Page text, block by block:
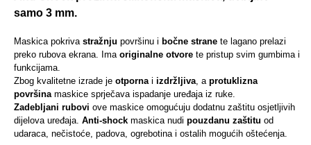
samo 3 mm.
Maskica pokriva stražnju površinu i bočne strane te lagano prelazi
preko rubova ekrana. Ima originalne otvore te pristup svim gumbima i
funkcijama.
Zbog kvalitetne izrade je otpornai izdržljiva, a protuklizna
površinamaskice sprječava ispadanje uređaja iz ruke.
Zadebljani rubovi ove maskice omogućuju dodatnu zaštitu osjetljivih
dijelova uređaja. Anti-shock maskica nudi pouzdanu zaštitu od
udaraca, nečistoće, padova, ogrebotina i ostalih mogućih oštećenja.
Sleng Feel Good
Univerzalne futrole i
maskice
Preklopne maskice